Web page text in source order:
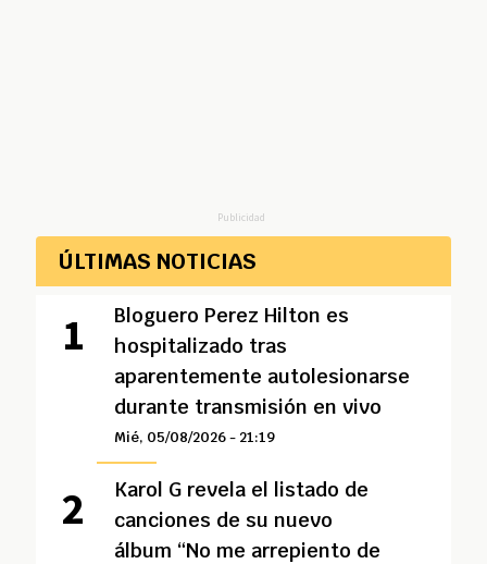
Publicidad
ÚLTIMAS NOTICIAS
Bloguero Perez Hilton es
hospitalizado tras
aparentemente autolesionarse
durante transmisión en vivo
Mié, 05/08/2026 - 21:19
Karol G revela el listado de
canciones de su nuevo
álbum “No me arrepiento de